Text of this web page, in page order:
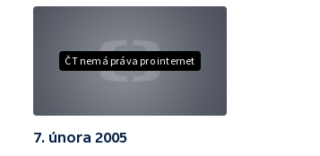
ČT nemá práva pro internet
7. února 2005